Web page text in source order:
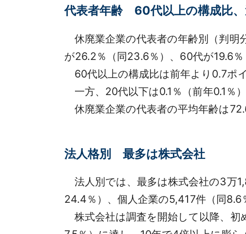
代表者年齢 60代以上の構成比、
休廃業企業の代表者の年齢別（判明
が26.2％（同23.6％）、60代が19.6
60代以上の構成比は前年より0.7ポ
一方、20代以下は0.1％（前年0.1％
休廃業企業の代表者の平均年齢は
法人格別 最多は株式会社
法人別では、最多は株式会社の3万
24.4％）、個人企業の5,417件（同8.6
株式会社は調査を開始して以降、初